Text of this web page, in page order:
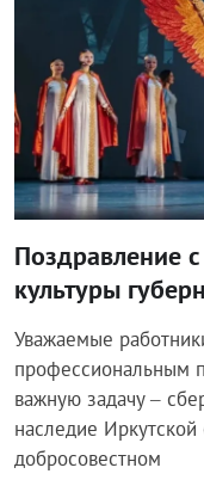
Поздравление
культуры
Уважаемые
профессиональным
важную задачу –
наследие
добросовестном